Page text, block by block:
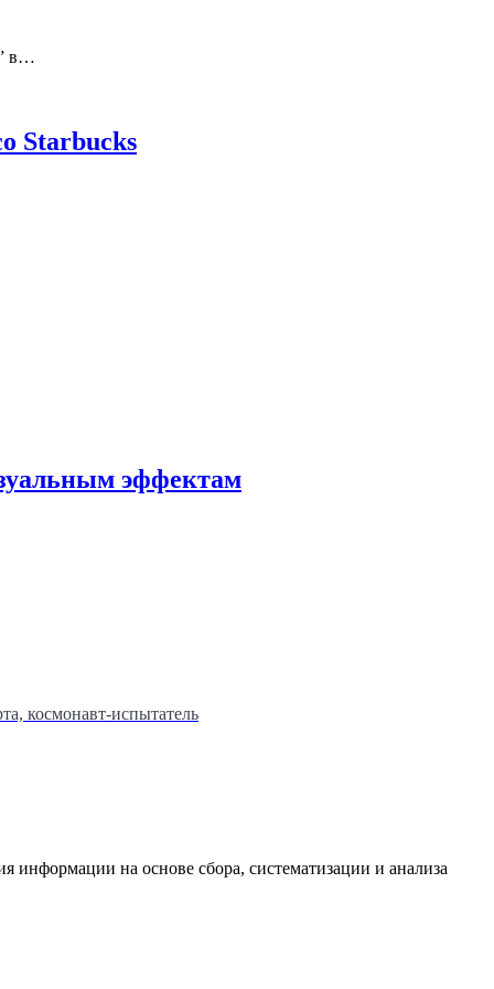
в…
Starbucks
эффектам
космонавт-испытатель
на основе сбора, систематизации и анализа